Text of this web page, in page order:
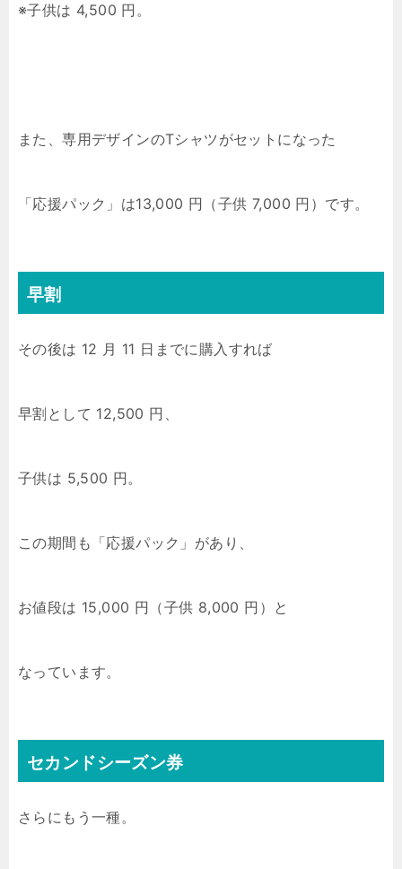
※子供は 4,500 円。
また、専用デザインのTシャツがセットになった
「応援パック」は13,000 円（子供 7,000 円）です。
早割
その後は 12 月 11 日までに購入すれば
早割として 12,500 円、
子供は 5,500 円。
この期間も「応援パック」があり、
お値段は 15,000 円（子供 8,000 円）と
なっています。
セカンドシーズン券
さらにもう一種。